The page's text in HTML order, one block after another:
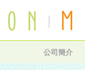
公司簡介